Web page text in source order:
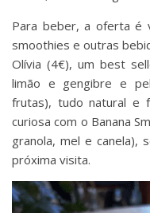
Para beber, a oferta é
smoothies e outras
Olívia (4€), um best
limão e gengibre e
frutas), tudo natural e
curiosa com o Banana
granola, mel e canela),
próxima visita.